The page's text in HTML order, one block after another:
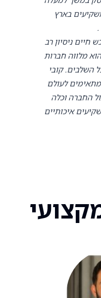
בארץ
.
ניסיון רב
מלווה חברות
השלבים. קובי
לעולם
החברה וכלה
איכותיים